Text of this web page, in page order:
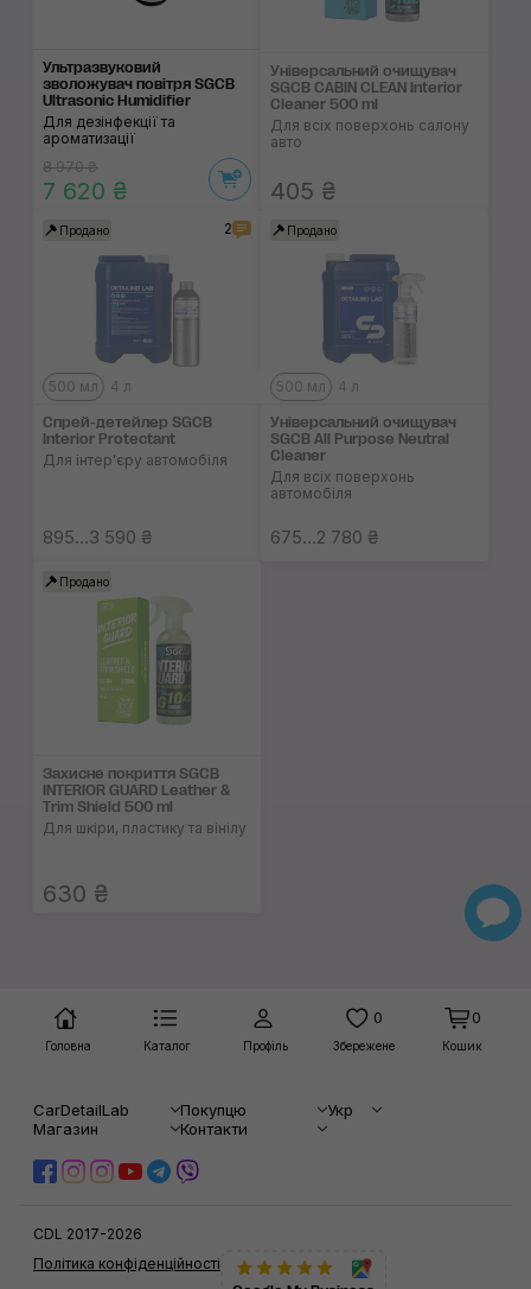
Ультразвуковий
зволожувач повітря SGCB
Ultrasonic Humidifier
Для дезінфекції та
ароматизації
8 970 ₴
7 620 ₴
Універсальний очищу­вач
SGCB CABIN CLEAN Interior
Cleaner 500 ml
Для всіх поверхонь салону
авто
405 ₴
Продано 2
500 мл 4 л
Спрей-детейлер SGCB
Interior Protectant
Для інтер'єру автомобіля
895...3 590 ₴
Продано
500 мл 4 л
Універсальний очи­щувач
SGCB All Purpose Neutral
Cleaner
Для всіх поверхонь
автомобіля
675...2 780 ₴
Продано
Захисне покриття SGCB
INTERIOR GUARD Leather &
Trim Shield 500 ml
Для шкіри, пластику та вінілу
630 ₴
Головна Каталог Профіль
0
Збережене
0
Кошик
CarDetailLab Покупцю
Укр
Магазин
Контакти
CDL 2017-2026
Політика конфіденційності